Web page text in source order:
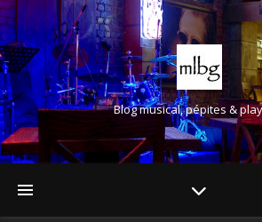
Blog musical, pépites &